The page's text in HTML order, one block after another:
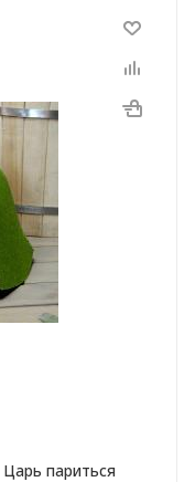
париться